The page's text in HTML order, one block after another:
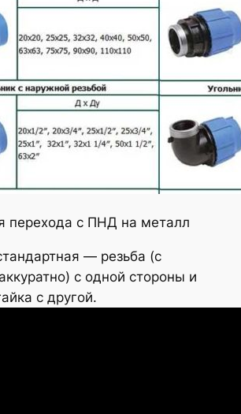
перехода с ПНД на металл
— резьба (с
с одной стороны и
с другой.